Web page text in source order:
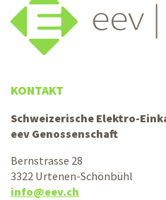
KONTAKT
Schweizerische Elektro-
eev Genossenschaft
Bernstrasse 28
3322 Urtenen-Schönbühl
info@eev.ch